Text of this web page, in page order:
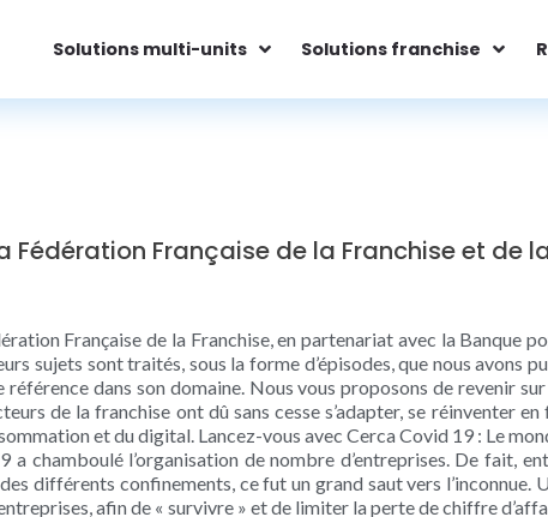
Solutions multi-units Solutions franchise
Fédération Française de la Franchise et de
Française de la Franchise, en partenariat avec la Banque
sujets sont traités, sous la forme d’épisodes, que nous avons
dans son domaine. Nous vous proposons de revenir
de la franchise ont dû sans cesse s’adapter, se réinventer
et du digital. Lancez-vous avec Cerca Covid 19 : Le
a chamboulé l’organisation de nombre d’entreprises. De fait,
différents confinements, ce fut un grand saut vers l’inconnue.
afin de « survivre » et de limiter la perte de chiffre